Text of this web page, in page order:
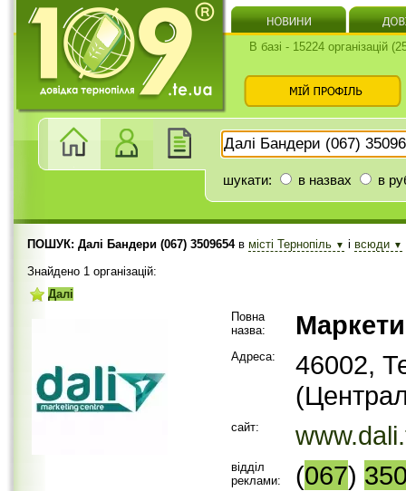
В базі - 15224 організацій
шукати: в назвах в
ПОШУК: Далі Бандери (067) 3509654в місті Тернопіль ▼ і всюди ▼
Знайдено 1 організацій:
Далі
Повна
назва:
Адреса:
46002,
сайт:
відділ
реклами:
(067)